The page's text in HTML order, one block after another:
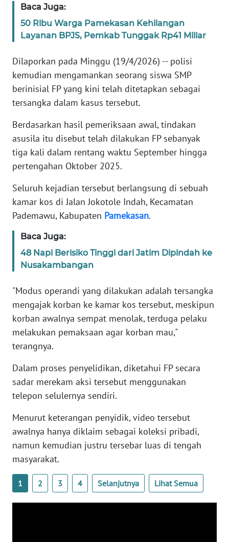
Baca Juga:
50 Ribu Warga Pamekasan Kehilangan
Layanan BPJS, Pemkab Tunggak Rp41 Miliar
Dilaporkan pada Minggu (19/4/2026) -- polisi
kemudian mengamankan seorang siswa SMP
berinisial FP yang kini telah ditetapkan sebagai
tersangka dalam kasus tersebut.
Berdasarkan hasil pemeriksaan awal, tindakan
asusila itu disebut telah dilakukan FP sebanyak
tiga kali dalam rentang waktu September hingga
pertengahan Oktober 2025.
Seluruh kejadian tersebut berlangsung di sebuah
kamar kos di Jalan Jokotole Indah, Kecamatan
Pademawu, Kabupaten Pamekasan.
Baca Juga:
48 Napi Berisiko Tinggi dari Jatim Dipindah ke
Nusakambangan
"Modus operandi yang dilakukan adalah tersangka
mengajak korban ke kamar kos tersebut, meskipun
korban awalnya sempat menolak, terduga pelaku
melakukan pemaksaan agar korban mau,"
terangnya.
Dalam proses penyelidikan, diketahui FP secara
sadar merekam aksi tersebut menggunakan
telepon selulernya sendiri.
Menurut keterangan penyidik, video tersebut
awalnya hanya diklaim sebagai koleksi pribadi,
namun kemudian justru tersebar luas di tengah
masyarakat.
1 2 3 4 Selanjutnya Lihat Semua
KAMI
PEDOMAN
MEDIA
REDAKSI
KARIR
DISCLAIMER
Wahana
News
WN
SUMUT
JAKARTA
JABAR
WN
BANTEN
NTT
WN
WN
PAPUA
WN
PAPUA
BARAT